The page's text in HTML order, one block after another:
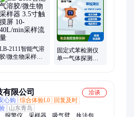
总烃、油气回收检测仪
LB-2111智能气溶
胶/微生物采样器
固定式苯检测仪
单一气体探测报
限公司
洽谈
心购 综合体验L0
回复及时
山东青岛
报警仪、采样器、吸气臂、执法包、测